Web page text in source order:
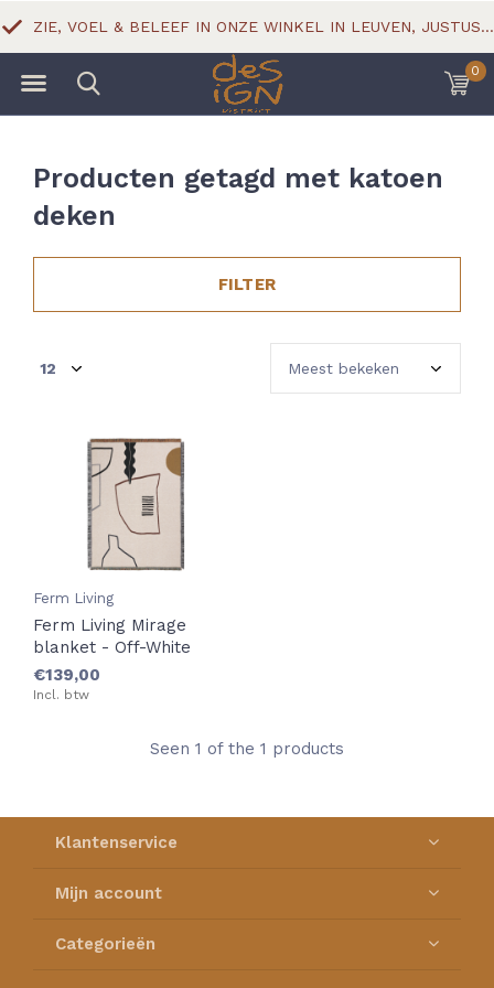
0
ZIE, VOEL & BELEEF IN ONZE WINKEL IN LEUVEN, JUSTUS LIPSIUSSTRAAT 18
Producten getagd met katoen
deken
FILTER
Ferm Living
Ferm Living Mirage
blanket - Off-White
€139,00
Incl. btw
Seen 1 of the 1 products
Klantenservice
Mijn account
Categorieën